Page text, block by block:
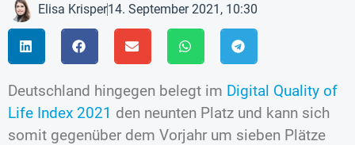
Elisa Krisper14. September 2021, 10:30
Deutschland hingegen belegt im Digital Quality of
Life Index 2021 den neunten Platz und kann sich
somit gegenüber dem Vorjahr um sieben Plätze